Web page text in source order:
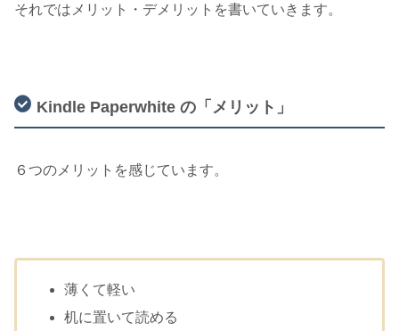
それではメリット・デメリットを書いていきます。
Kindle Paperwhite の「メリット」
６つのメリットを感じています。
薄くて軽い
机に置いて読める